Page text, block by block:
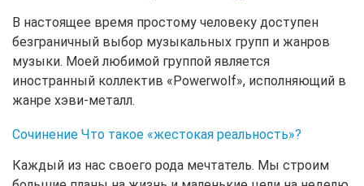
В настоящее время простому человеку доступен
безграничный выбор музыкальных групп и жанров
музыки. Моей любимой группой является
иностранный коллектив «Powerwolf», исполняющий в
жанре хэви-металл.
Сочинение Что такое «жестокая реальность»?
Каждый из нас своего рода мечтатель. Мы строим